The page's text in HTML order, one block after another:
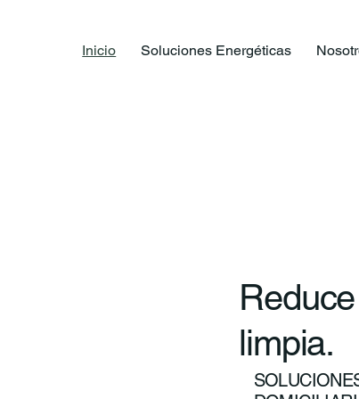
Inicio Soluciones Energéticas
limpia.